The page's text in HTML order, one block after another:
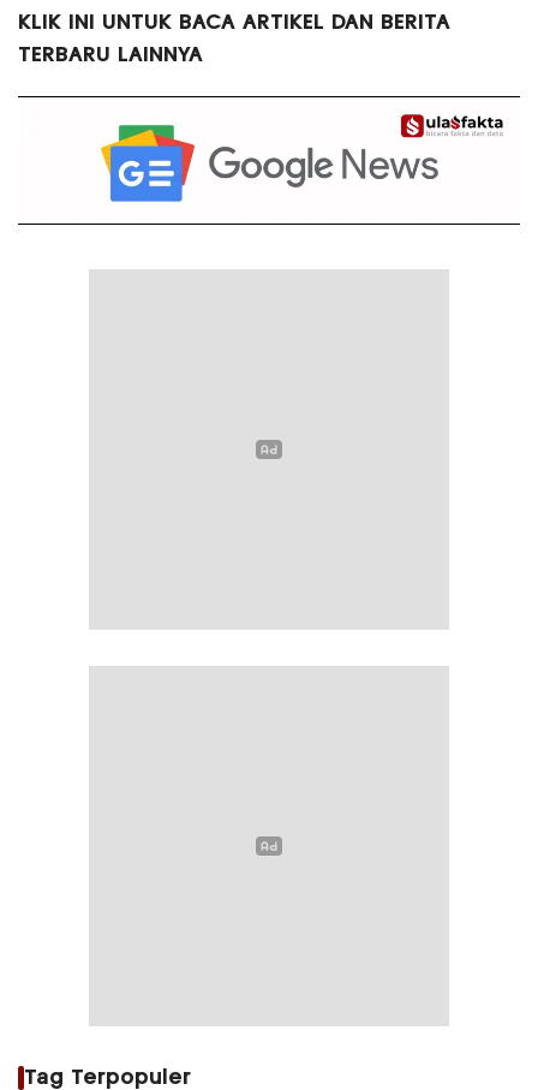
KLIK INI UNTUK BACA ARTIKEL DAN BERITA
TERBARU LAINNYA
Tag Terpopuler